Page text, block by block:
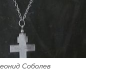
Соболев